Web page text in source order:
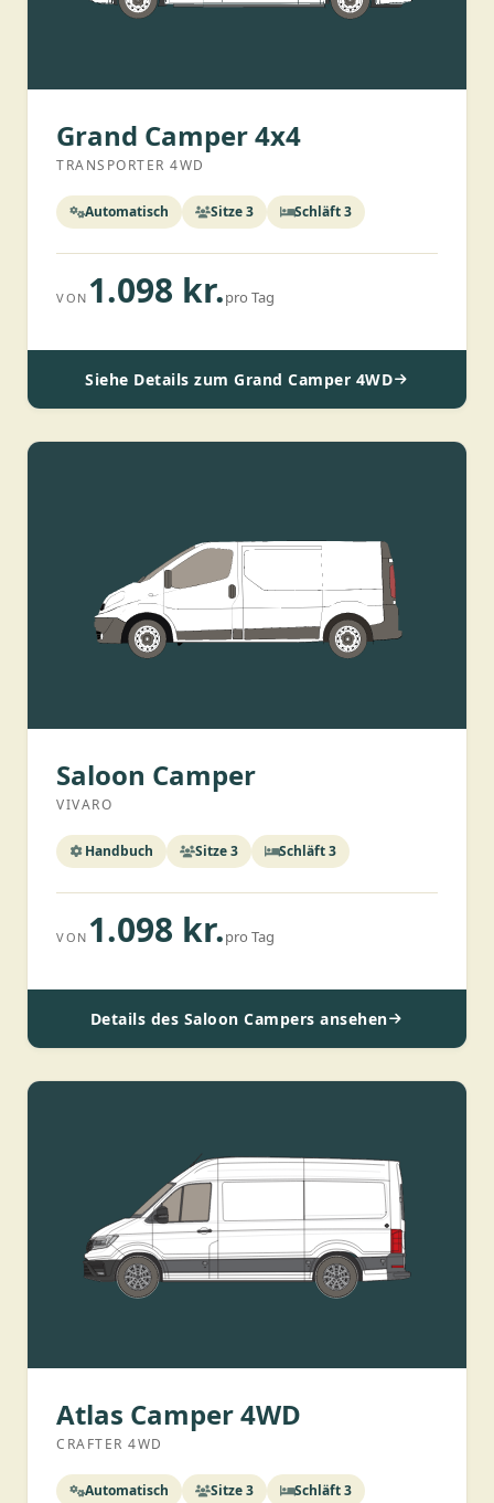
Grand Camper 4x4
TRANSPORTER 4WD
Automatisch Sitze 3 Schläft 3
VON 1.098 kr.pro Tag
Siehe Details zum Grand Camper 4WD
Saloon Camper
VIVARO
Handbuch Sitze 3 Schläft 3
VON 1.098 kr.pro Tag
Details des Saloon Campers ansehen
Atlas Camper 4WD
CRAFTER 4WD
Automatisch Sitze 3 Schläft 3